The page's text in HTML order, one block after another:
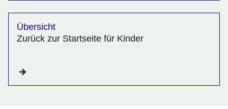
Übersicht
Zurück zur Startseite für Kinder